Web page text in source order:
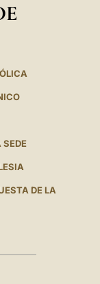
DE LA